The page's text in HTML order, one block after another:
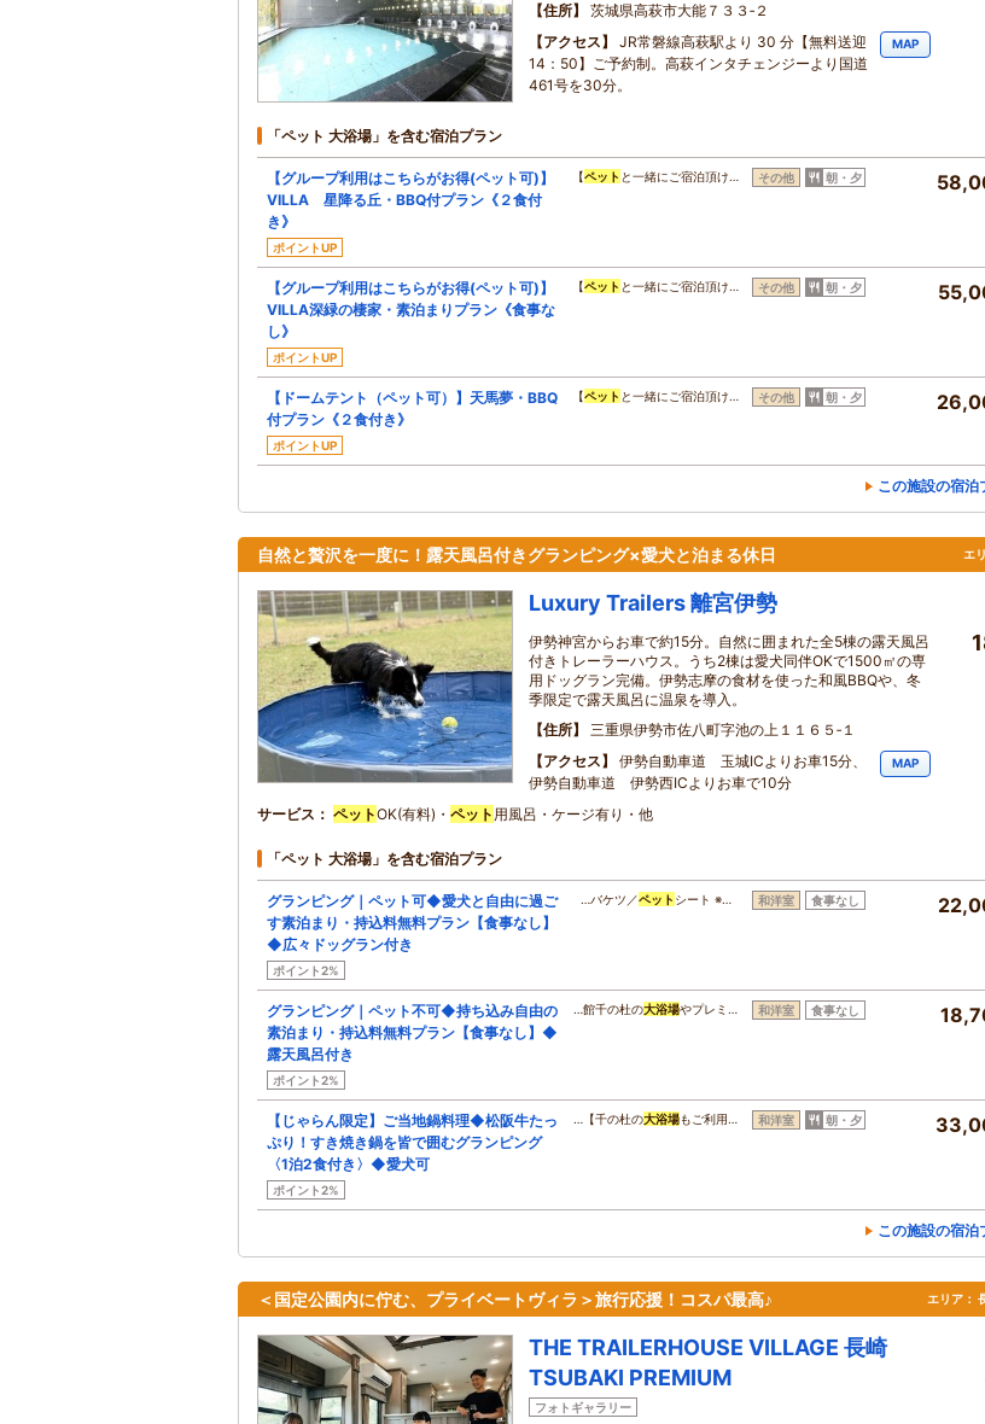
住所
茨城県高萩市大能７３３‐２
アクセス
JR常磐線高萩駅より 30 分【無料送迎
14：50】ご予約制。高萩インタチェンジーより国道
461号を30分。
MAP
「ペット 大浴場」を含む宿泊プラン
【グループ利用はこちらがお得(ペット可)】
VILLA 星降る丘・BBQ付プラン《２食付
き》
ポイントUP
【ペット と一緒にご宿泊頂け… その他 朝・夕
【グループ利用はこちらがお得(ペット可)】
VILLA深緑の棲家・素泊まりプラン《食事な
し》
ポイントUP
【ペット と一緒にご宿泊頂け… その他 朝・夕
【ドームテント（ペット可）】天馬夢・BBQ
付プラン《２食付き》
ポイントUP
【ペット と一緒にご宿泊頂け… その他 朝・夕
この施設の宿泊
自然と贅沢を一度に！露天風呂付きグランピング×愛犬と泊まる休日 エ
Luxury Trailers 離宮伊勢
伊勢神宮からお車で約15分。自然に囲まれた全5棟の露天風呂
付きトレーラーハウス。うち2棟は愛犬同伴OKで1500㎡の専
用ドッグラン完備。伊勢志摩の食材を使った和風BBQや、冬
季限定で露天風呂に温泉を導入。
住所
三重県伊勢市佐八町字池の上１１６５‐１
アクセス
伊勢自動車道 玉城ICよりお車15分、
伊勢自動車道 伊勢西ICよりお車で10分
MAP
サービス ペットOK(有料)・ ペット 用風呂・ケージ有り・他
「ペット 大浴場」を含む宿泊プラン
グランピング｜ペット可◆愛犬と自由に過ご
す素泊まり・持込料無料プラン【食事なし】
◆広々ドッグラン付き
ポイント2%
…バケツ／ペット シート ※… 和洋室 食事なし
グランピング｜ペット不可◆持ち込み自由の
素泊まり・持込料無料プラン【食事なし】◆
露天風呂付き
ポイント2%
…館千の杜の大浴場やプレミ… 和洋室 食事なし
【じゃらん限定】ご当地鍋料理◆松阪牛たっ
ぷり！すき焼き鍋を皆で囲むグランピング
〈1泊2食付き〉◆愛犬可
ポイント2%
…【千の杜の大浴場もご利用… 和洋室 朝・夕
この施設の宿泊
＜国定公園内に佇む、プライベートヴィラ＞旅行応援！コスパ最高♪ エリア：
THE TRAILERHOUSE VILLAGE 長崎
TSUBAKI PREMIUM
フォトギャラリー